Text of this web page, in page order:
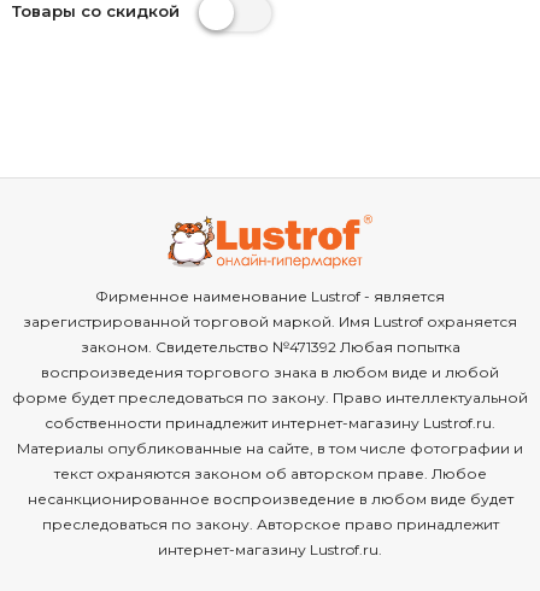
Товары со скидкой
Фирменное наименование Lustrof - является
зарегистрированной торговой маркой. Имя Lustrof охраняется
законом. Свидетельство №471392 Любая попытка
воспроизведения торгового знака в любом виде и любой
форме будет преследоваться по закону. Право интеллектуальной
собственности принадлежит интернет-магазину Lustrof.ru.
Материалы опубликованные на сайте, в том числе фотографии и
текст охраняются законом об авторском праве. Любое
несанкционированное воспроизведение в любом виде будет
преследоваться по закону. Авторское право принадлежит
интернет-магазину Lustrof.ru.